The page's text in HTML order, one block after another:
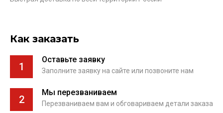
Как заказать
1
Оставьте заявку
Заполните заявку на сайте или позвоните нам
2
Мы перезваниваем
Перезваниваем вам и обговариваем детали заказа